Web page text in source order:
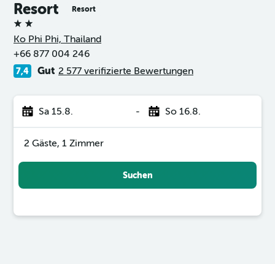
Resort
Resort
2 Sterne
Ko Phi Phi, Thailand
+66 877 004 246
7,4 Gut 2 577 verifizierte Bewertungen
Sa 15.8. - So 16.8.
2 Gäste, 1 Zimmer
Suchen